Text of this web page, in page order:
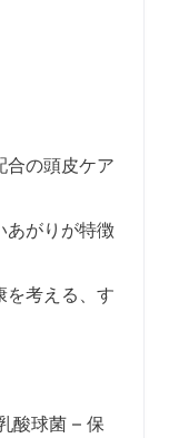
合の頭皮ケア
あがりが特徴
を考える、す
酸球菌 – 保